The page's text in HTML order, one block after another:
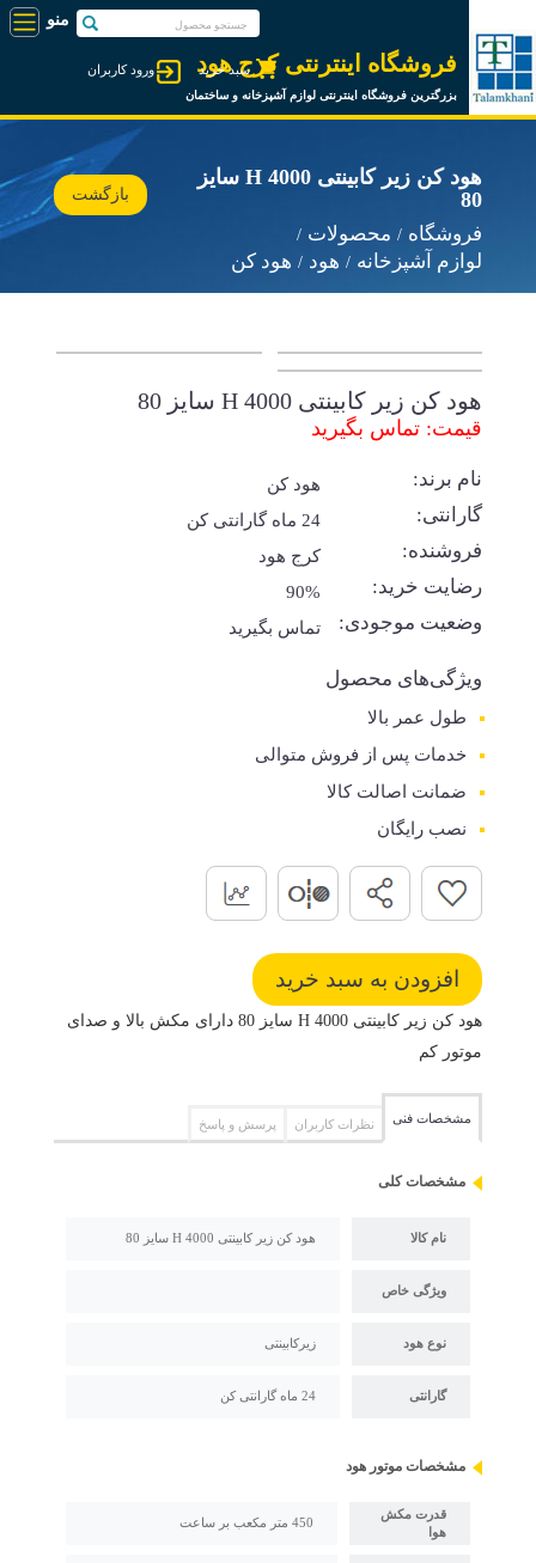
فروشگاه اینترنتی کرج هود
بزرگترین فروشگاه اینترنتی لوازم آشپزخانه و ساختمان
ورود کاربران سبد خرید
هود کن زیر کابینتی 4000 H سایز
80
فروشگاه
محصولات
لوازم آشپزخانه
هود هود کن
بازگشت
هود کن زیر کابینتی 4000 H سایز 80
قیمت: تماس بگیرید
نام برند: هود کن
گارانتی: 24 ماه گارانتی کن
فروشنده: کرج هود
رضایت خرید: 90%
وضعیت موجودی: تماس بگیرید
ویژگی‌های محصول
طول عمر بالا
خدمات پس از فروش متوالی
ضمانت اصالت کالا
نصب رایگان
هود کن زیر کابینتی 4000 H سایز 80 دارای مکش بالا و صدای
موتور کم
مشخصات فنی نظرات کاربران پرسش و پاسخ
مشخصات کلی
نام کالا هود کن زیر کابینتی 4000 H سایز 80
ویژگی خاص
نوع هود زیرکابینتی
گارانتی 24 ماه گارانتی کن
مشخصات موتور هود
قدرت مکش
هوا
450 متر مکعب بر ساعت